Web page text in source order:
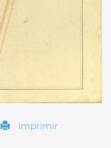
Imprimir